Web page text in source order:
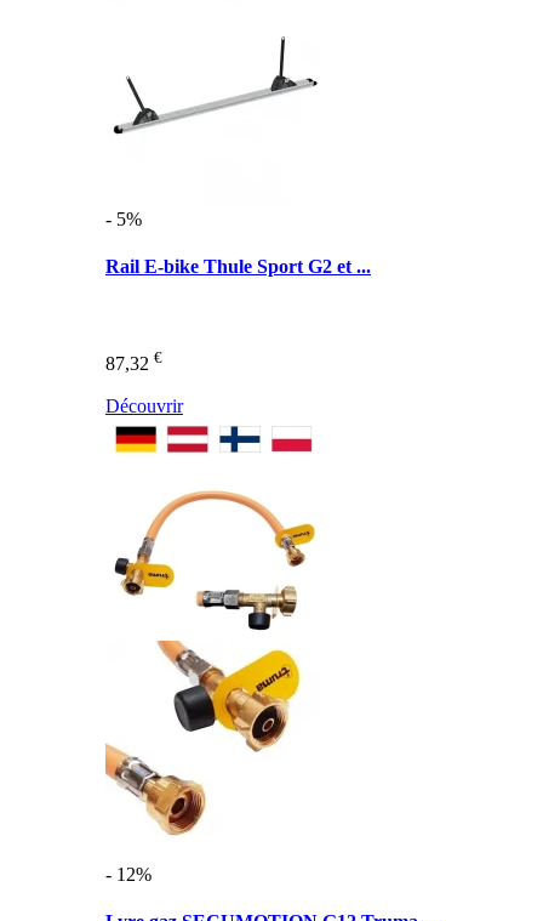
- 5%
Rail E-bike Thule Sport G2 et ...
87,32 €
Découvrir
- 12%